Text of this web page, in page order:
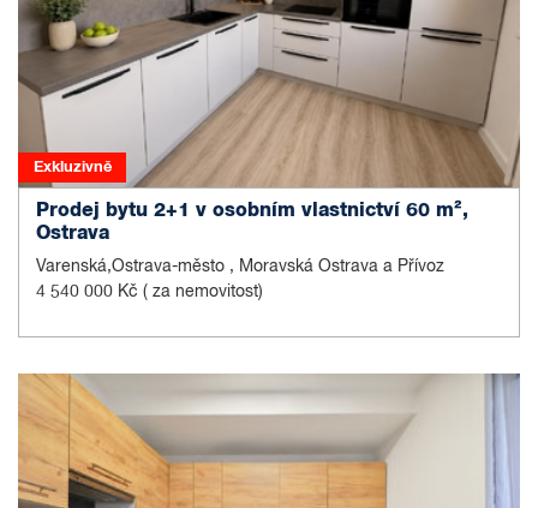
Exkluzivně
Prodej bytu 2+1 v osobním vlastnictví 60 m²,
Ostrava
Varenská,Ostrava-město , Moravská Ostrava a Přívoz
4 540 000 Kč ( za nemovitost)